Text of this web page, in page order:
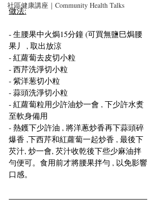
社區健康講座｜Community Health Talks
做法:
- 生腰果中火焗15分鐘 (可買無鹽巳焗腰
果丿 , 取出放涼
- 紅蘿蔔去皮切小粒
- 西芹洗淨切小粒
- 紫洋葱切小粒
- 蒜頭洗淨切小粒
- 紅蘿蔔粒用少許油炒一會 , 下少許水煑
至軟身備用
- 熱鑊下少許油 , 將洋蔥炒香再下蒜頭碎
爆香 ,下西芹和紅蘿蔔一起炒香 , 最後下
芡汁, 炒一會, 芡汁收乾後下些少麻油拌
勻便可。食用前才將腰果拌勻 , 以免影響
口感。